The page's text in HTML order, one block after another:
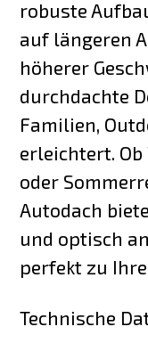
robuste
auf längeren
höherer
durchdachte
Familien,
erleichtert.
oder
Autodach
und optisch
perfekt zu
Technische